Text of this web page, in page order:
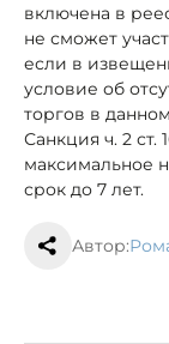
включена в
не сможет
если в
условие об
торгов в
Санкция ч. 2
максимальное
срок до 7 лет.
Автор: